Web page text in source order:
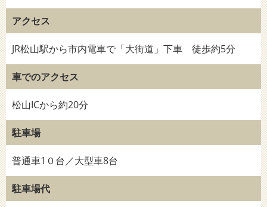
アクセス
JR松山駅から市内電車で「大街道」下車 徒歩約5分
車でのアクセス
松山ICから約20分
駐車場
普通車1０台／大型車8台
駐車場代